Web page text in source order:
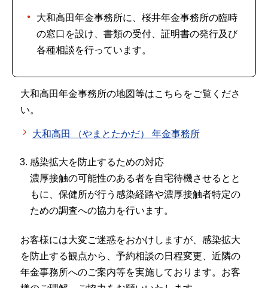
大和高田年金事務所に、桜井年金事務所の臨時
の窓口を設け、書類の受付、証明書の発行及び
各種相談を行っています。
大和高田年金事務所の地図等はこちらをご覧くださ
い。
大和高田 （やまとたかだ） 年金事務所
感染拡大を防止するための対応
濃厚接触の可能性のある者を自宅待機させるとと
もに、保健所が行う感染経路や濃厚接触者特定の
ための調査への協力を行います。
お客様には大変ご迷惑をおかけしますが、感染拡大
を防止する観点から、予約相談の日程変更、近隣の
年金事務所へのご案内等を実施しております。お客